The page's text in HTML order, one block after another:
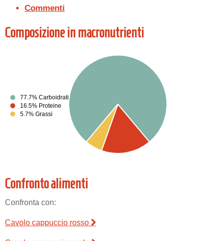
Commenti
Composizione in macronutrienti
77.7% Carboidrati
16.5% Proteine
5.7% Grassi
Confronto alimenti
Confronta con:
Cavolo cappuccio rosso